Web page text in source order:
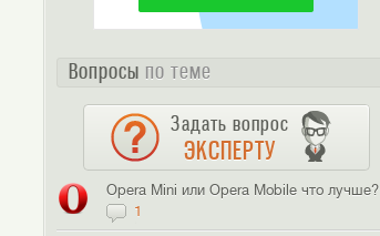
Вопросы по теме
Задать вопрос
ЭКСПЕРТУ
Opera Mini или Opera Mobile что лучше?
1